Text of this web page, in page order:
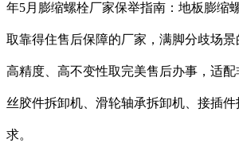
年5月膨缩螺栓厂家保举指南：地板膨缩
取靠得住售后保障的厂家，满脚分歧场
高精度、高不变性取完美售后办事，适
丝胶件拆卸机、滑轮轴承拆卸机、接插
求。